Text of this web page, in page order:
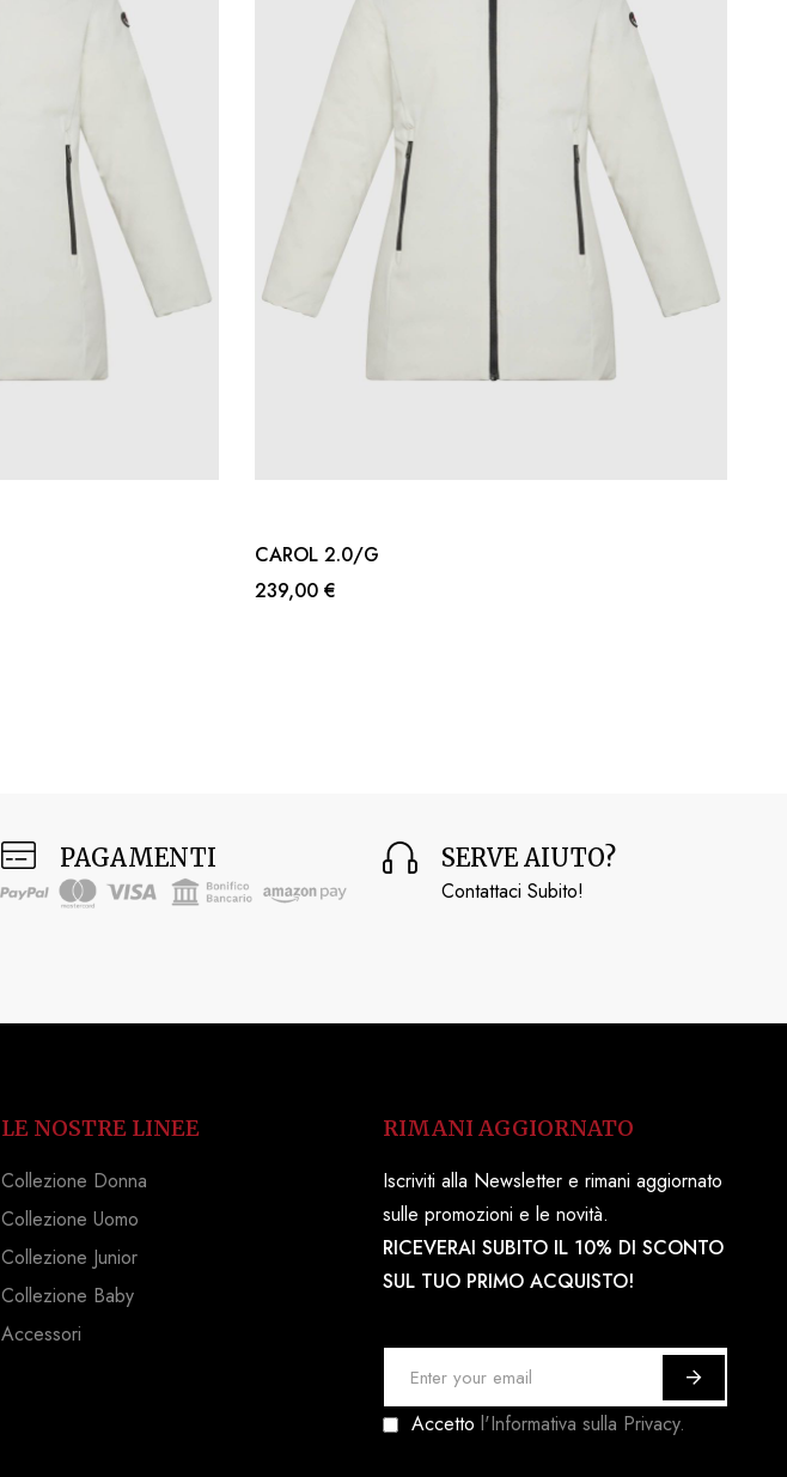
CAROL 2.0/G
239,00 €
PAGAMENTI SERVE AIUTO?
Contattaci Subito!
LE NOSTRE LINEE
Collezione Donna
Collezione Uomo
Collezione Junior
Collezione Baby
Accessori
RIMANI AGGIORNATO
Iscriviti alla Newsletter e rimani aggiornato
sulle promozioni e le novità.
RICEVERAI SUBITO IL 10% DI SCONTO
SUL TUO PRIMO ACQUISTO!
c
Accettol'Informativa sulla Privacy.